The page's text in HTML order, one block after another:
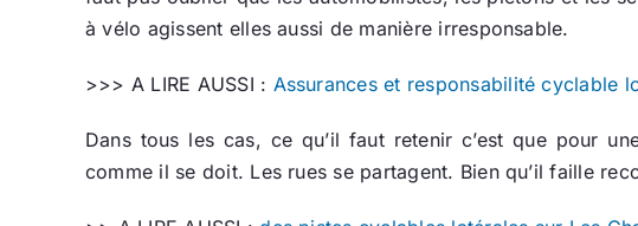
à vélo agissent elles aussi de manière irresponsable.
>>> A LIRE AUSSI : Assurances et responsabilité cyclable
Dans tous les cas, ce qu’il faut retenir c’est que pour
comme il se doit. Les rues se partagent. Bien qu’il faille